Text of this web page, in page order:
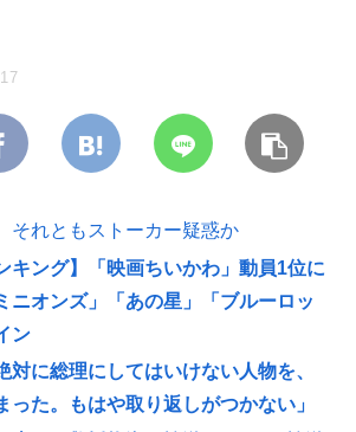
それともストーカー疑惑か
キング】「映画ちいかわ」動員1位に
ニオンズ」「あの星」「ブルーロッ
ン
対に総理にしてはいけない人物を、
った。もはや取り返しがつかない」